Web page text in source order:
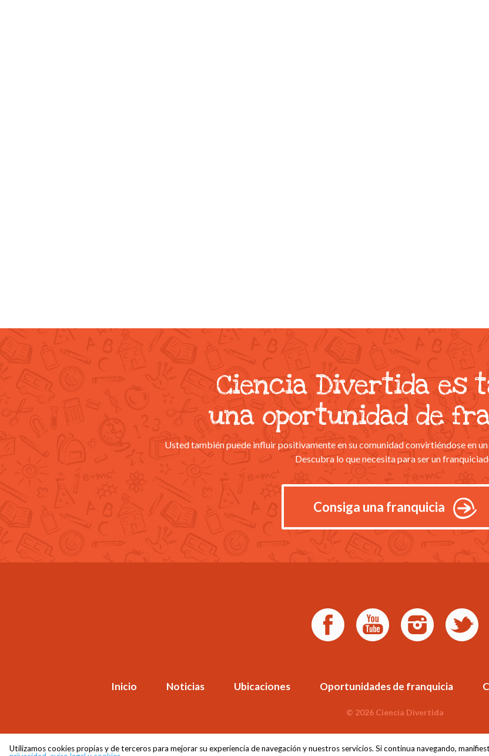
Ciencia Divertida es
una oportunidad de
Usted también puede influir positivamente en su comunidad convirtiéndose en
Descubra lo que necesita para ser un
Consiga una franquicia
Inicio Noticias Ubicaciones Oportunidades de franquicia
© 2026 Ciencia Divertida
Utilizamos cookies propias y de terceros para mejorar su experiencia de navegación y nuestros servicios. Si continua navegando,